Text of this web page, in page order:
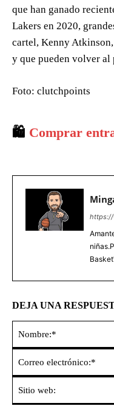
que han ganado
Lakers en 2020,
cartel, Kenny
y que pueden volver
Foto: clutchpoints
🛍️ Comprar
https://
DEJA UNA